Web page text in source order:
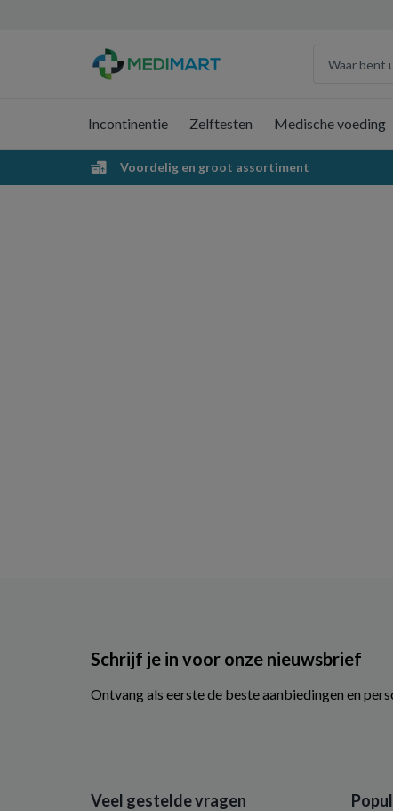
Incontinentie Zelftesten Medische voeding
Voordelig en groot assortiment
Schrijf je in voor onze nieuwsbrief
Ontvang als eerste de beste aanbiedingen en
Veel gestelde vragen